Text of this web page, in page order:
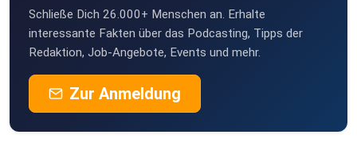
Schließe Dich 26.000+ Menschen an. Erhalte
interessante Fakten über das Podcasting, Tipps der
Redaktion, Job-Angebote, Events und mehr.
Zur Anmeldung